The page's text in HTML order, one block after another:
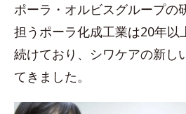
ポーラ・オルビスグループの
担うポーラ化成工業は20年以
続けており、シワケアの新し
てきました。